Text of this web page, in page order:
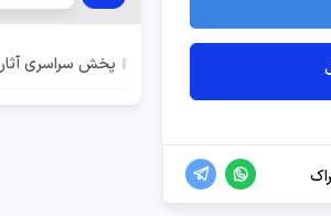
پخش سراسری آثار